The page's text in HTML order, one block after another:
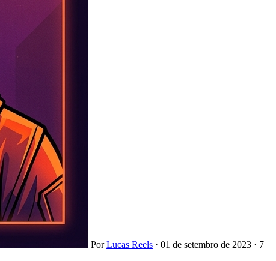
PorLucas Reels · 01 de setembro de 2023 · 7